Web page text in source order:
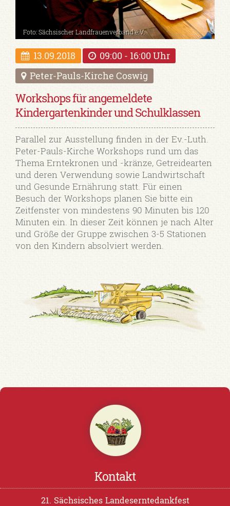
Foto: Sächsischer Landfrauenverband e.V.
13.09.2018
09:00 - 16:00 Uhr
Peter-Pauls-Kirche Coswig
Workshops für angemeldete
Kindergartenkinder und Schulklassen
Parallel zur Ausstellung finden in der Ev.-Luth.
Peter-Pauls-Kirche Workshops rund um das
Thema Erntekronen und -kränze, Getreidearten
und deren Verwendung sowie Landwirtschaft
und Gesunde Ernährung statt. Für einen
Besuch der Workshops planen Sie bitte ein
Zeitfenster von mindestens 90 Minuten bis 120
Minuten ein. In dieser Zeit können je nach Alter
und Größe der Gruppe zwischen 3-5 Stationen
von den Kindern absolviert werden.
Kontakt
21. Sächsisches Landeserntedankfest